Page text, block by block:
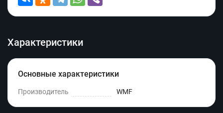
Характеристики
Основные характеристики
Производитель WMF